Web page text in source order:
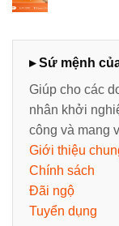
▸ Sứ mệnh
Giúp cho các
nhân khởi
công và mang
Giới thiệu
Chính sách
Đãi ngộ
Tuyển dụng